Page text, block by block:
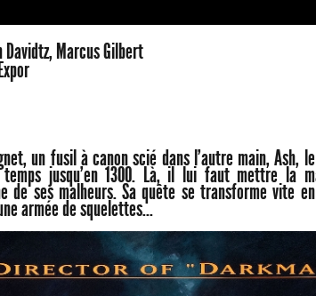
Davidtz, Marcus Gilbert
un fusil à canon scié dans l'autre main, Ash,
temps jusqu'en 1300. Là, il lui faut mettre la
de ses malheurs. Sa quête se transforme vite
armée de squelettes...